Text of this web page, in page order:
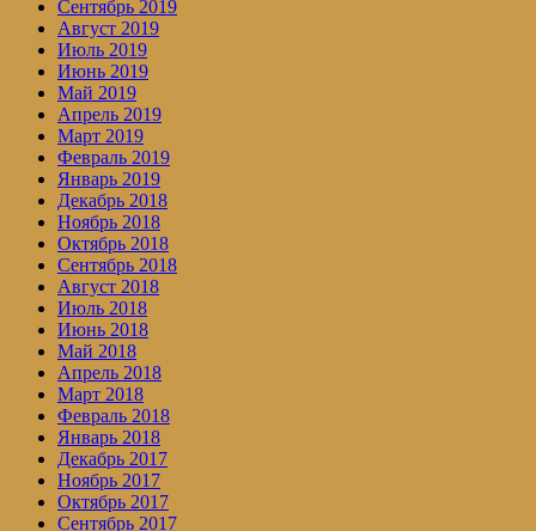
Сентябрь 2019
Август 2019
Июль 2019
Июнь 2019
Май 2019
Апрель 2019
Март 2019
Февраль 2019
Январь 2019
Декабрь 2018
Ноябрь 2018
Октябрь 2018
Сентябрь 2018
Август 2018
Июль 2018
Июнь 2018
Май 2018
Апрель 2018
Март 2018
Февраль 2018
Январь 2018
Декабрь 2017
Ноябрь 2017
Октябрь 2017
Сентябрь 2017